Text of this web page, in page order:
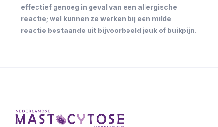
effectief genoeg in geval van een allergische
reactie; wel kunnen ze werken bij een milde
reactie bestaande uit bijvoorbeeld jeuk of buikpijn.